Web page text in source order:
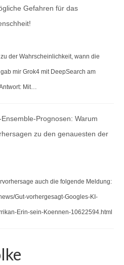
Gefahren für das
der Wahrscheinlichkeit, wann die
mir Grok4 mit DeepSearch am
Mit…
Ensemble-Prognosen: Warum
zu den genauesten der
auch die folgende Meldung:
Gut-vorhergesagt-Googles-KI-
Erin-sein-Koennen-10622594.html